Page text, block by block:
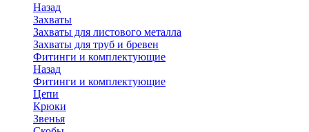
Назад
Захваты
Захваты для листового металла
Захваты для труб и бревен
Фитинги и комплектующие
Назад
Фитинги и комплектующие
Цепи
Крюки
Звенья